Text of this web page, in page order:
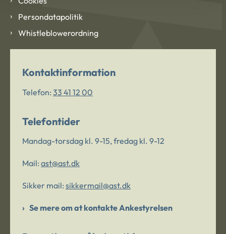
Persondatapolitik
Whistleblowerordning
Kontaktinformation
Telefon: 33 41 12 00
Telefontider
Mandag-torsdag kl. 9-15, fredag kl. 9-12
Mail: ast@ast.dk
Sikker mail: sikkermail@ast.dk
Se mere om at kontakte Ankestyrelsen